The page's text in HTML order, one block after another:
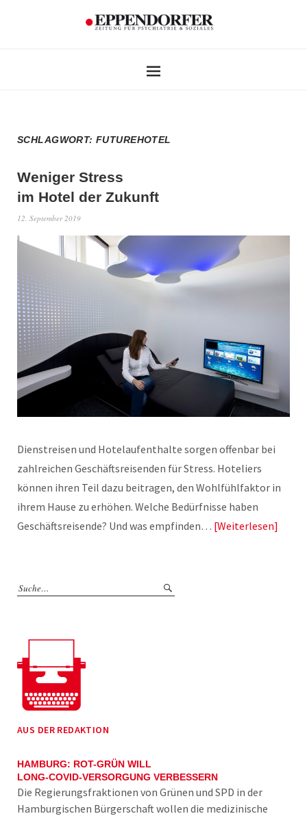
SCHLAGWORT:FUTUREHOTEL
Weniger Stress
im Hotel der Zukunft
12. September 2019
Dienstreisen und Hotelaufenthalte sorgen offenbar bei
zahlreichen Geschäftsreisenden für Stress. Hoteliers
können ihren Teil dazu beitragen, den Wohlfühlfaktor in
ihrem Hause zu erhöhen. Welche Bedürfnisse haben
Geschäftsreisende? Und was empfinden… Weiterlesen
AUS DER REDAKTION
HAMBURG: ROT-GRÜN WILL
LONG-COVID-VERSORGUNG VERBESSERN
Die Regierungsfraktionen von Grünen und SPD in der
Hamburgischen Bürgerschaft wollen die medizinische